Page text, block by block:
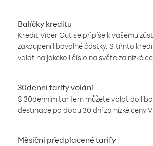
Balíčky kreditu
Kredit Viber Out se připíše k vašemu
zakoupení libovolné částky. S tímto
volat na jakékoli číslo na světe za nízké
30denní tarify volání
S 30denním tarifem můžete volat do
destinace po dobu 30 dní za nízké ceny
Měsíční předplacené tarify